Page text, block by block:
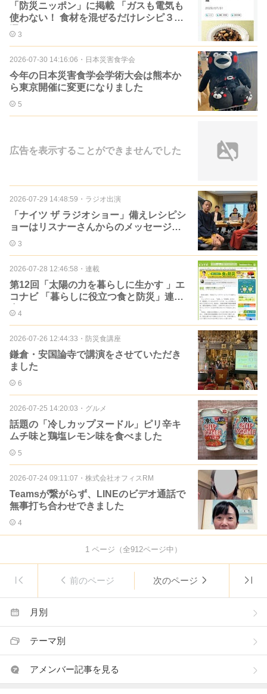
「防災ニッポン」に掲載 「ガスも電気も
使わない！ 食材を混ぜるだけレシピ３
選」
3
2026-07-30 14:16:06 ・ 日本災害食学会
今年の日本災害食学会学術大会は熊本か
ら東京開催に変更になりました
5
広告を表示することができませんでした
2026-07-29 14:48:59 ・ ラジオ出演
「ナイツ ザ ラジオショー」備えレシピシ
ョーはリスナーさんからのメッセージ回
でした
3
2026-07-28 12:46:58 ・ 連載
第12回「太陽の力を暮らしに生かす 」エ
コナビ 「暮らしに役立つ食と防災」連載
中 4
2026-07-26 12:44:33 ・ 防災食講座
鎌倉・安国論寺で講演をさせていただき
ました
6
2026-07-25 14:20:03 ・ グルメ
話題の「冷しカップヌードル」ピリ辛キ
ムチ味と鶏塩レモン味を食べました
5
2026-07-24 09:11:07 ・ 株式会社オフィスRM
Teamsが繋がらず、LINEのビデオ通話で
無事打ち合わせできました
4
1 ページ（全912ページ中）
前のページ 次のページ
月別
テーマ別
アメンバー記事を見る